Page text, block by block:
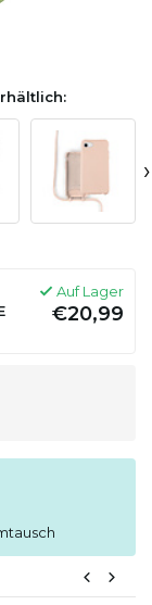
›
Auf Lager
€20,99